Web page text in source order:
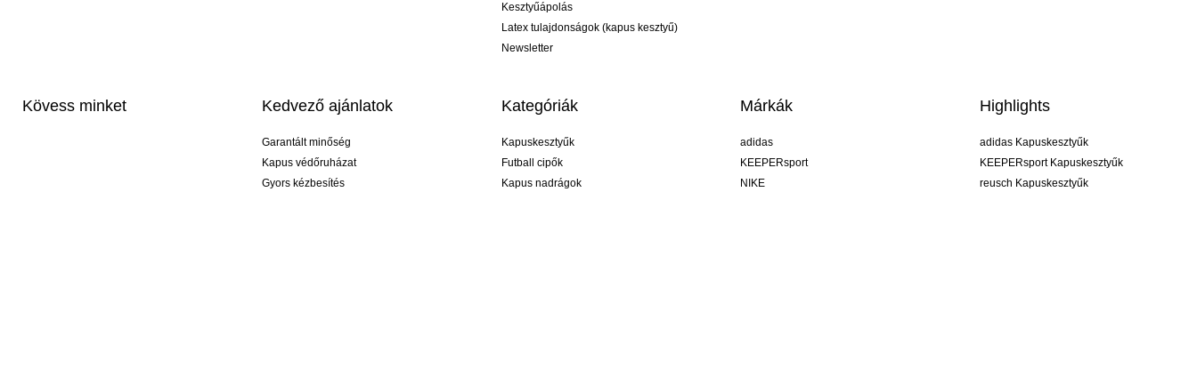
Kesztyűápolás
Latex tulajdonságok (kapus kesztyű)
Newsletter
Kövess minket Kedvező ajánlatok
Garantált minőség
Kapus védőruházat
Gyors kézbesítés
Kategóriák
Kapuskesztyűk
Futball cipők
Kapus nadrágok
Márkák
adidas
KEEPERsport
NIKE
Highlights
adidas Kapuskesztyűk
KEEPERsport Kapuskesztyűk
reusch Kapuskesztyűk